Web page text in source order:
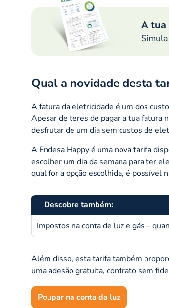
A tua
Qual a novidade desta
Afatura da eletricidade é um dos
Apesar de teres de pagar a tua fatura
desfrutar de um dia sem custos de
A Endesa Happy é uma nova tarifa
escolher um dia da semana para ter
qual for a opção escolhida, é possível
Descobre também:
Impostos na conta de luz e gás –
Além disso, esta tarifa também
uma adesão gratuita, contrato sem
Poupar na conta da luz